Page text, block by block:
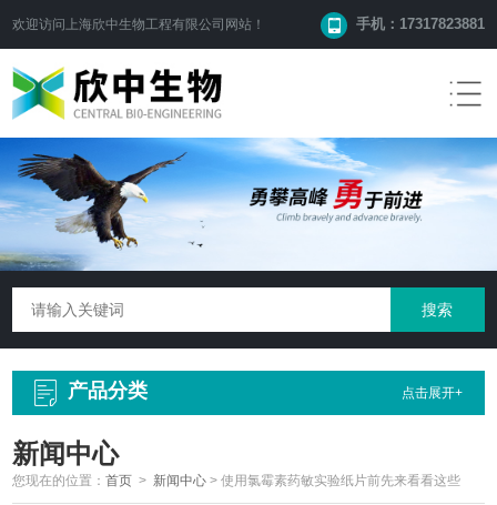
欢迎访问 上海欣中生物工程有限公司 网站！ 手机：17317823881
产品分类 点击展开+
新闻中心
您现在的位置：首页 > 新闻中心 >使用氯霉素药敏实验纸片前先来看看这些